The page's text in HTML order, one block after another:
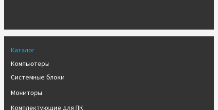
Каталог
Компьютеры
Системные блоки
Мониторы
Комплектующие для ПК